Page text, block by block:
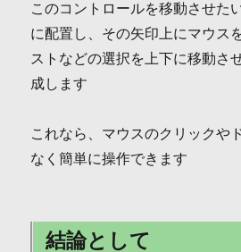
このコントロールを移動させた
に配置し、その矢印上にマウス
ストなどの選択を上下に移動さ
成します
これなら、マウスのクリックや
なく簡単に操作できます
結論として